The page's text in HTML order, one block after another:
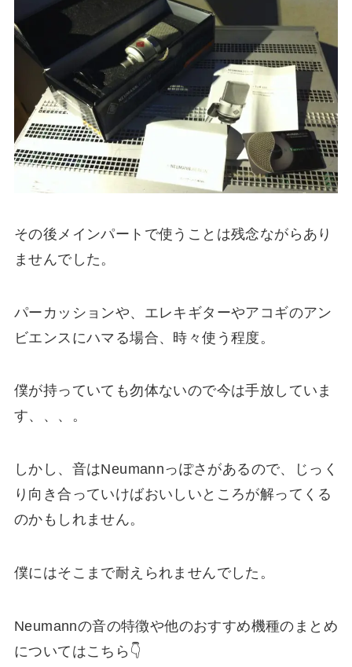
その後メインパートで使うことは残念ながらあり
ませんでした。
パーカッションや、エレキギターやアコギのアン
ビエンスにハマる場合、時々使う程度。
僕が持っていても勿体ないので今は手放していま
す、、、。
しかし、音はNeumannっぽさがあるので、じっく
り向き合っていけばおいしいところが解ってくる
のかもしれません。
僕にはそこまで耐えられませんでした。
Neumannの音の特徴や他のおすすめ機種のまとめ
についてはこちら👇